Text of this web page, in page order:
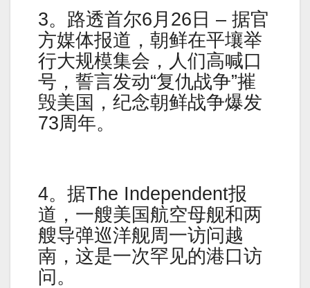
3。路透首尔6月26日 – 据官
方媒体报道，朝鲜在平壤举
行大规模集会，人们高喊口
号，誓言发动“复仇战争”摧
毁美国，纪念朝鲜战争爆发
73周年。
4。据The Independent报
道，一艘美国航空母舰和两
艘导弹巡洋舰周一访问越
南，这是一次罕见的港口访
问。